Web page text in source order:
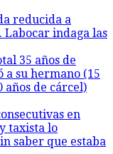
reducida a
Labocar indaga las
35 años de
su hermano (15
años de cárcel)
en
taxista lo
saber que estaba